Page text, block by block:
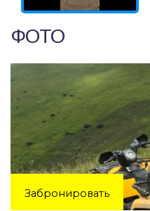
ФОТО
Забронировать